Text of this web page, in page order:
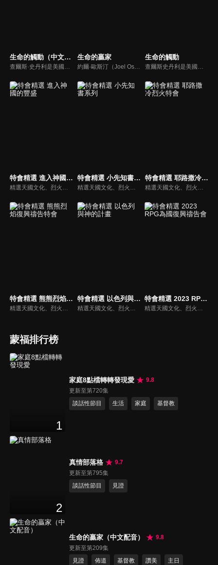
生命的觸動（中文配音） 生命的贏家
約爾·歐斯汀（Joel Osteen）綽號是「微笑的傳道者」，是美國的宣教士、電視佈道家和作家，他在美國最大的基督教會湖木教會擔任主任牧師。2004年，他的第一本書「活出美好」，首次出版就登上紐約時報暢銷書的榜首，這本書在紐約時報暢銷200多週。
生命的觸動
特會精選 進入神國的豐盛
精選天國文化、烈火特會、超自然大能與使徒性教會等特會，幫助我們更加明白神的心意，好讓我們的生命能走在神的道路上進入命定。
特會精選 小先知書系列
精選天國文化、烈火特會、超自然大能與使徒性教會等特會，幫助我們更加明白神的心意，好讓我們的生命能走在神的道路上進入命定。
特會精選 耶路撒冷烈火特會
精選天國文化、烈火特會、超自然大能與使徒性教會等特會，幫助我們更加明白神的心意，好讓我們的生命能走在神的道路上進入命定。
特會精選 熊熊烈焰復興禱告特會
精選天國文化、烈火特會、超自然大能與使徒性教會等特會，幫助我們更加明白神的心意，好讓我們的生命能走在神的道路上進入命定。
特會精選 以色列與神的計畫
精選天國文化、烈火特會、超自然大能與使徒性教會等特會，幫助我們更加明白神的心意，好讓我們的生命能走在神的道路上進入命定。
特會精選 2023 RPG為國復興禱告會
精選天國文化、烈火特會、超自然大能與使徒性教會等特會，幫助我們更加明白神的心意，好讓我們的生命能走在神的道路上進入命定。
蒙福排行榜
1
家庭8點檔轉轉發現愛
9.8
更新至第720集
談話性節目
生活 家庭 基督教
2
真情部落格
9.7
更新至第795集
談話性節目
見證
生命的贏家（中文配音）
9.8
更新至第209集
見證
佈道 基督教 讚美 主日